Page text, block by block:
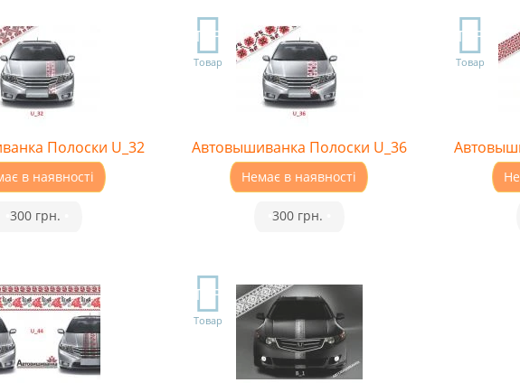
Полоски U_32
в наявності
300 грн.
TOP
Товар
Автовышиванка Полоски U_36
Немає в наявності
300 грн.
TOP
Товар
TOP
Товар